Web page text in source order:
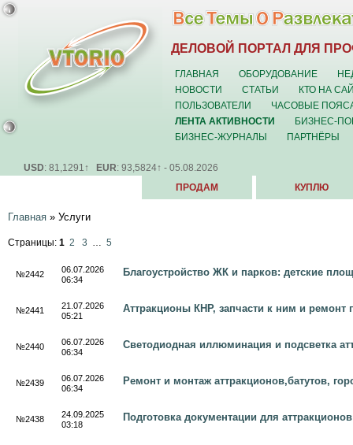
ДЕЛОВОЙ ПОРТАЛ ДЛЯ
ГЛАВНАЯ ОБОРУДОВАНИЕ
НОВОСТИ
СТАТЬИ
КТО НА
ПОЛЬЗОВАТЕЛИ
ЧАСОВЫЕ
ЛЕНТА АКТИВНОСТИ
БИЗНЕС-
БИЗНЕС-ЖУРНАЛЫ
ПАРТНЁРЫ
USD: 81,1291↑ EUR: 93,5824↑ - 05.08.2026
ПРОДАМ КУПЛЮ
Главная » Услуги
Страницы: 1 2 3 5
№2442
06.07.2026
06:34
Благоустройство ЖК и парков: детские
№2441
21.07.2026
05:21
Аттракционы КНР, запчасти к ним и ремонт
№2440
06.07.2026
06:34
Светодиодная иллюминация и подсветка
№2439
06.07.2026
06:34
Ремонт и монтаж аттракционов,батутов,
№2438
24.09.2025
03:18
Подготовка документации для аттракционов